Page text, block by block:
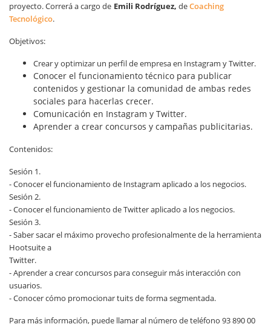
proyecto. Correrá a cargo de Emili Rodríguez, deCoaching
Tecnológico.
Objetivos:
Crear y optimizar un perfil de empresa en Instagram y Twitter.
Conocer el funcionamiento técnico para publicar
contenidos y gestionar la comunidad de ambas redes
sociales para hacerlas crecer.
Comunicación en Instagram y Twitter.
Aprender a crear concursos y campañas publicitarias.
Contenidos:
Sesión 1.
- Conocer el funcionamiento de Instagram aplicado a los negocios.
Sesión 2.
- Conocer el funcionamiento de Twitter aplicado a los negocios.
Sesión 3.
- Saber sacar el máximo provecho profesionalmente de la herramienta
Hootsuite a
Twitter.
- Aprender a crear concursos para conseguir más interacción con
usuarios.
- Conocer cómo promocionar tuits de forma segmentada.
Para más información, puede llamar al número de teléfono 93 890 00